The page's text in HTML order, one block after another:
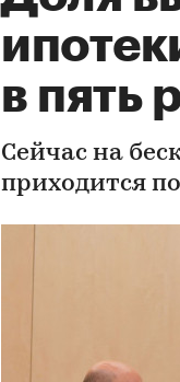
в пять
Сейчас на
приходится